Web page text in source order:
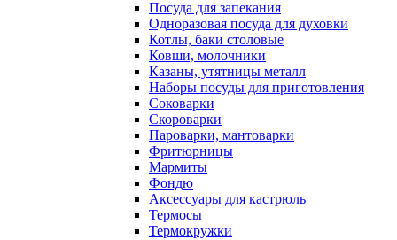
Посуда для запекания
Одноразовая посуда для духовки
Котлы, баки столовые
Ковши, молочники
Казаны, утятницы металл
Наборы посуды для приготовления
Соковарки
Скороварки
Пароварки, мантоварки
Фритюрницы
Мармиты
Фондю
Аксессуары для кастрюль
Термосы
Термокружки